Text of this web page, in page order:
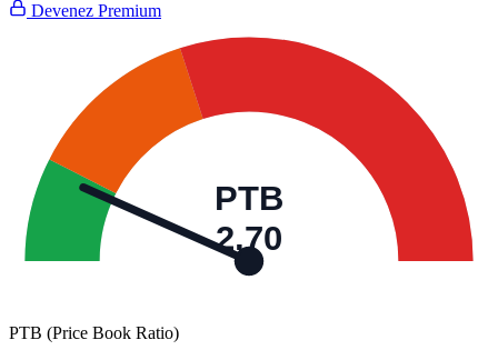
Devenez Premium
PTB
2,70
PTB (Price Book Ratio)